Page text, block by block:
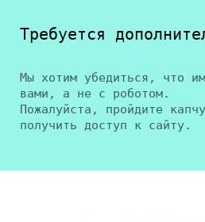
Требуется
Мы хотим убедиться, что
вами, а не с роботом.
Пожалуйста, пройдите
получить доступ к сайту.